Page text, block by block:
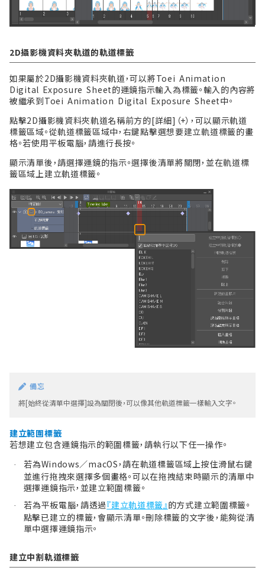
2D攝影機資料夾軌道的軌道標籤
如果屬於2D攝影機資料夾軌道，可以將Toei Animation
Digital Exposure Sheet的運鏡指示輸入為標籤。輸入的內容將
被繼承到Toei Animation Digital Exposure Sheet中。
點擊2D攝影機資料夾軌道名稱前方的[詳細]（+），可以顯示軌道
標籤區域。從軌道標籤區域中，右鍵點擊選想要建立軌道標籤的畫
格。若使用平板電腦，請進行長按。
顯示清單後，請選擇運鏡的指示。選擇後清單將關閉，並在軌道標
籤區域上建立軌道標籤。
備忘
將[始終從清單中選擇]設為關閉後，可以像其他軌道標籤一樣輸入文字。
建立範圍標籤
若想建立包含運鏡指示的範圍標籤，請執行以下任一操作。
·
若為Windows／macOS，請在軌道標籤區域上按住滑鼠右鍵
並進行拖拽來選擇多個畫格。可以在拖拽結束時顯示的清單中
選擇運鏡指示，並建立範圍標籤。
· 若為平板電腦，請透過『建立軌道標籤』的方式建立範圍標籤。
點擊已建立的標籤，會顯示清單。刪除標籤的文字後，能夠從清
單中選擇運鏡指示。
建立中割軌道標籤